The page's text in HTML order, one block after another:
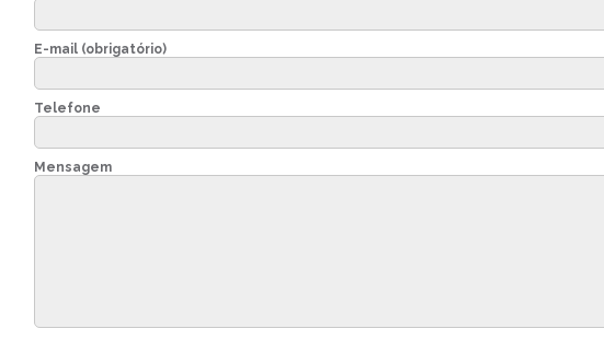
E-mail (obrigatório)
Telefone
Mensagem